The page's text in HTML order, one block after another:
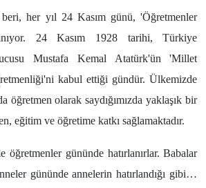
her yıl 24 Kasım günü, 'Öğretmenler
24 Kasım 1928 tarihi, Türkiye
Mustafa Kemal Atatürk'ün 'Millet
kabul ettiği gündür. Ülkemizde
öğretmen olarak saydığımızda yaklaşık bir
eğitim ve öğretime katkı sağlamaktadır.
öğretmenler gününde hatırlanırlar. Babalar
gününde annelerin hatırlandığı gibi…
Kurulu